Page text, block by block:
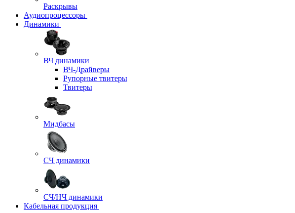
Раскрывы
Аудиопроцессоры
Динамики
ВЧ динамики
ВЧ-Драйверы
Рупорные твитеры
Твитеры
Мидбасы
СЧ динамики
СЧ/НЧ динамики
Кабельная продукция